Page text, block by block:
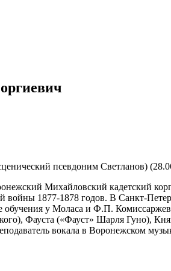
псевдоним Светланов)
Михайловский кадетский
войны 1877-1878 годов. В Санкт-
обучения у Моласа и Ф.П.
Фауста («Фауст» Шарля Гуно),
вокала в Воронежском